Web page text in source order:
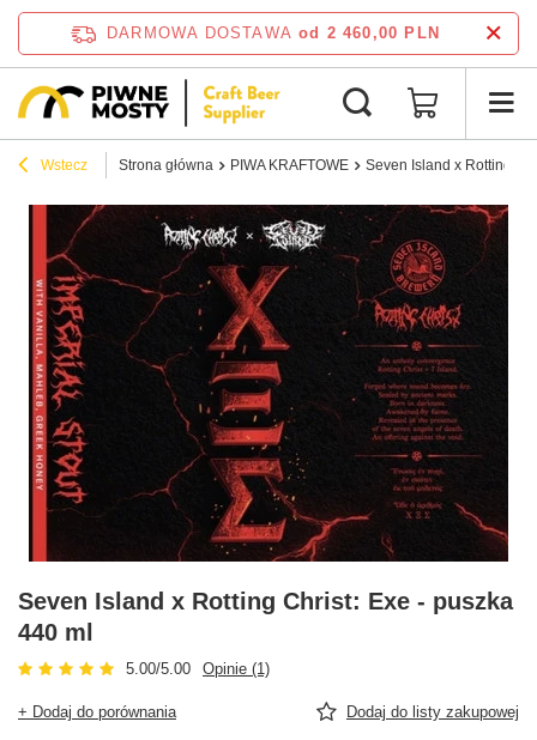
DARMOWA DOSTAWA od 2 460,00 PLN
Wstecz Strona główna PIWA KRAFTOWE Seven Island x Rotting
Seven Island x Rotting Christ: Exe - puszka
440 ml
5.00/5.00 Opinie (1)
+ Dodaj do porównania Dodaj do listy zakupowej